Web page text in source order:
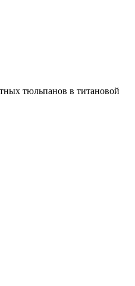
тюльпанов в титановой